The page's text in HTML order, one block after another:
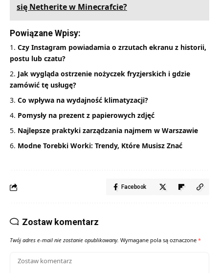
się Netherite w Minecrafcie?
Powiązane Wpisy:
Czy Instagram powiadamia o zrzutach ekranu z historii,
postu lub czatu?
Jak wygląda ostrzenie nożyczek fryzjerskich i gdzie
zamówić tę usługę?
Co wpływa na wydajność klimatyzacji?
Pomysły na prezent z papierowych zdjęć
Najlepsze praktyki zarządzania najmem w Warszawie
Modne Torebki Worki: Trendy, Które Musisz Znać
Facebook
Zostaw komentarz
Twój adres e-mail nie zostanie opublikowany. Wymagane pola są oznaczone *